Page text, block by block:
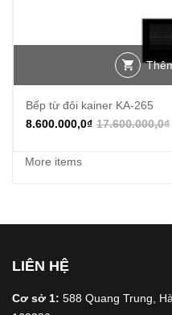
Bếp từ đôi kainer KA-265
17.600.000,0₫
8.600.000,0₫
More items
LIÊN HỆ
Cơ sở 1: 588 Quang Trung,